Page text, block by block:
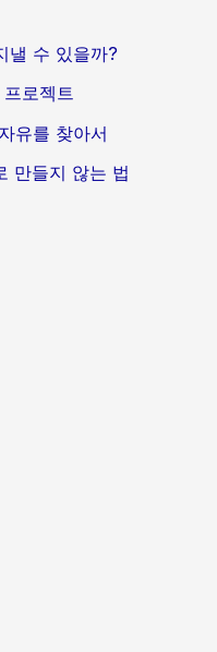
낼 수 있을까?
로젝트
유를 찾아서
만들지 않는 법